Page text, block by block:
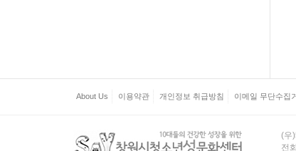
About Us 이용약관 개인정보 취급방침 이메일 무단수집
(우
전